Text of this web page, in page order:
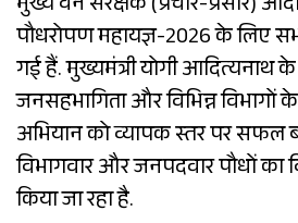
पौधरोपण महायज्ञ-2026 के लिए
गई हैं. मुख्यमंत्री योगी आदित्यनाथ के
जनसहभागिता और विभिन्न
अभियान को व्यापक स्तर पर सफल
विभागवार और जनपदवार पौधों का
किया जा रहा है.